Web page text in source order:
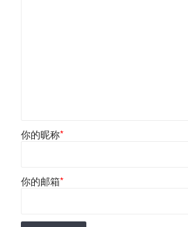
你的昵称*
你的邮箱*